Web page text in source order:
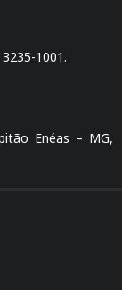
1001.
Enéas – MG,